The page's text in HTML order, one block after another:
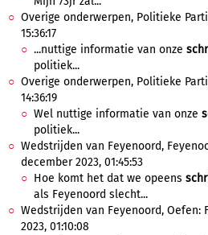
Overige onderwerpen, Politieke
15:36:17
...nuttige informatie van onze
politiek...
Overige onderwerpen, Politieke
14:36:19
Wel nuttige informatie van onze
politiek...
Wedstrijden van Feyenoord,
december 2023, 01:45:53
Hoe komt het dat we opeens
als Feyenoord slecht...
Wedstrijden van Feyenoord, Oefen:
2023, 01:10:08